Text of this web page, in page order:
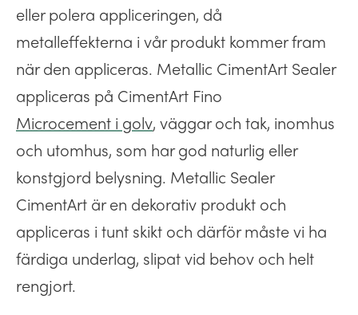
eller polera appliceringen, då
metalleffekterna i vår produkt kommer fram
när den appliceras. Metallic CimentArt Sealer
appliceras på CimentArt Fino
Microcement i golv, väggar och tak, inomhus
och utomhus, som har god naturlig eller
konstgjord belysning. Metallic Sealer
CimentArt är en dekorativ produkt och
appliceras i tunt skikt och därför måste vi ha
färdiga underlag, slipat vid behov och helt
rengjort.